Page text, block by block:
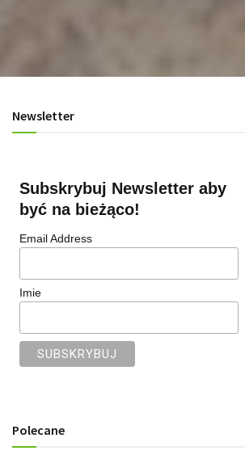
Newsletter
Subskrybuj Newsletter aby
być na bieżąco!
Email Address
Imie
Polecane